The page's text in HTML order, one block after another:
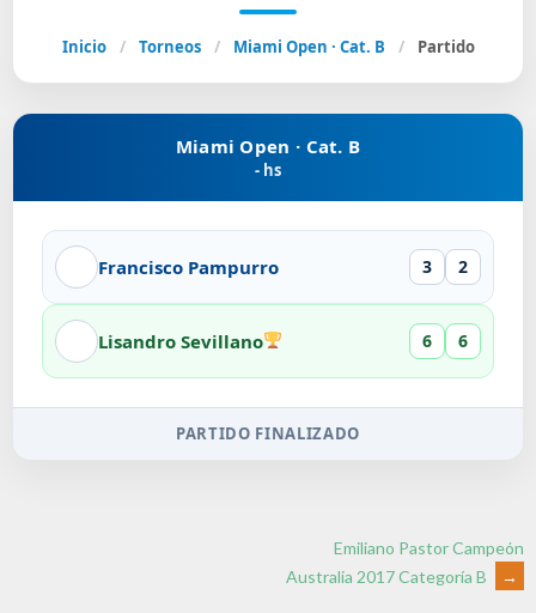
Inicio / Torneos / Miami Open · Cat. B / Partido
Miami Open · Cat. B
- hs
Francisco Pampurro 3 2
Lisandro Sevillano 6 6
PARTIDO FINALIZADO
Emiliano Pastor Campeón
Australia 2017 Categoría B
→